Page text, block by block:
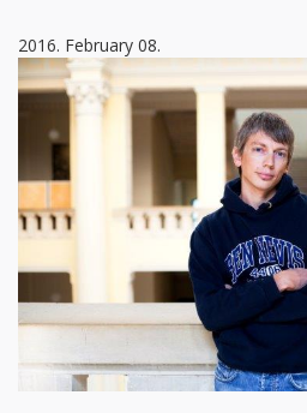
2016. February 08.